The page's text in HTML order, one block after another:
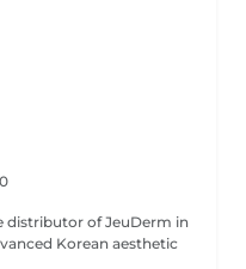
distributor of JeuDerm in
Korean aesthetic